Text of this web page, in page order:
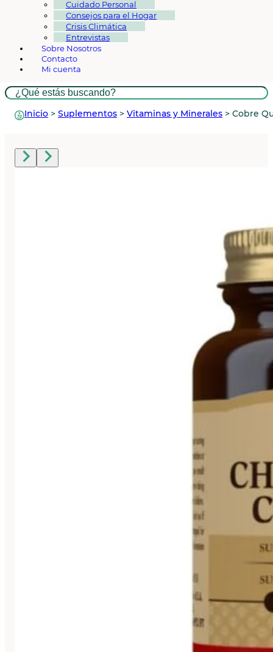
Cuidado Personal
Consejos para el Hogar
Crisis Climática
Entrevistas
Sobre Nosotros
Contacto
Mi cuenta
Buscar
Inicio > Suplementos > Vitaminas y Minerales > Cobre